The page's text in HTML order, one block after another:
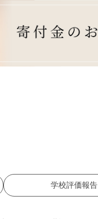
学校評価報告